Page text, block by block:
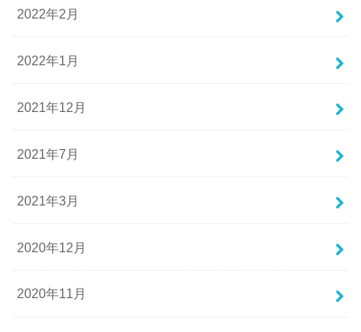
2022年2月
2022年1月
2021年12月
2021年7月
2021年3月
2020年12月
2020年11月